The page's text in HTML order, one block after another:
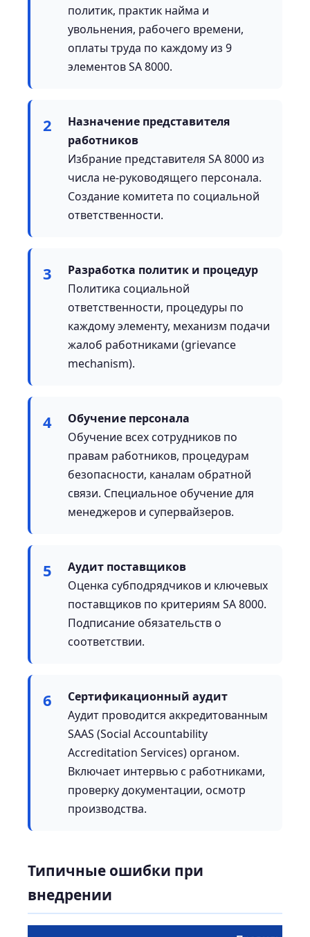
политик, практик найма и
увольнения, рабочего времени,
оплаты труда по каждому из 9
элементов SA 8000.
2
Назначение представителя
работников
Избрание представителя SA 8000 из
числа не-руководящего персонала.
Создание комитета по социальной
ответственности.
3
Разработка политик и процедур
Политика социальной
ответственности, процедуры по
каждому элементу, механизм подачи
жалоб работниками (grievance
mechanism).
4
Обучение персонала
Обучение всех сотрудников по
правам работников, процедурам
безопасности, каналам обратной
связи. Специальное обучение для
менеджеров и супервайзеров.
5
Аудит поставщиков
Оценка субподрядчиков и ключевых
поставщиков по критериям SA 8000.
Подписание обязательств о
соответствии.
6
Сертификационный аудит
Аудит проводится аккредитованным
SAAS (Social Accountability
Accreditation Services) органом.
Включает интервью с работниками,
проверку документации, осмотр
производства.
Типичные ошибки при
внедрении